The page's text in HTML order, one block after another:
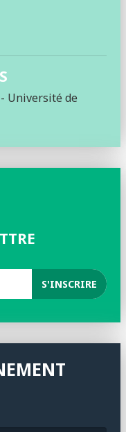
Université de